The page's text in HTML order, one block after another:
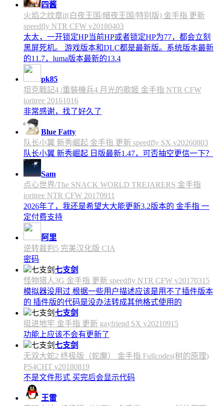
四酱
火焰之纹章if(白夜王国/暗夜王国/特别版) 金手指 更新
speedfly NTR CFW v20180403
太太，一开锁定HP当前HP或者锁定HP为77，都会立刻
黑屏死机。 游戏版本和DLC都是最新版。系统版本最新
的11.7，luma版本最新的13.4
pk85
坦克戰記4 /重裝機兵4 月光的歌姬 金手指 NTR CFW
ioritree 20161016
非常感谢，找了好久了
Blue Fatty
队长小翼 新秀崛起 金手指 更新 speedfly SX v20260803
队长小翼 新秀崛起 日版最新1.47，可否抽空更信一下？
Sam
点心世界/The SNACK WORLD TREJARERS 金手指
ioritree NTR CFW 20170911
2026年了，我还是希望大大能更新3.2版本的 金手指 一
定付费支持
阿里
逆转裁判5 完美汉化版 CIA
密码
七支剑
怪物猎人3G 金手指 更新 speedfly NTR CFW v20170315
模拟器没用过 根据一些用户描述应该是用不了插件版本
的 插件版的代码是没办法转成其他格式使用的
七支剑
挺进地牢 金手指 更新 gayfriend SX v20210915
功能上应该不会有更新了
七支剑
无双大蛇2 终极版（蛇魔） 金手指 Fullcodes(树的原理)
PS4CHT v20180819
不是文件形式 买完后会显示代码
王雷